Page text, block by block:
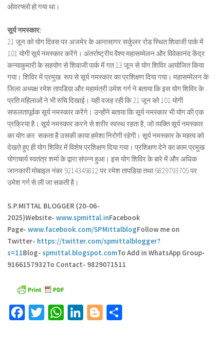
ओवरफ्लो हो गया था।
सूर्य नमस्कार:
21 जून को योग दिवस पर अजमेर के आनासागर सर्कुलर रोड स्थित शिवाजी पार्क में
101 योगी सूर्य नमस्कार करेंगे। अंतर्राष्ट्रीय वैश्य महासम्मेलन और विवेकानंद केंद्र
कन्याकुमारी के सहयोग से शिवाजी पार्क में गत 13 जून से योग शिविर आयोजित किया
गया। शिविर में प्रमुख रूप से सूर्य नमस्कार का प्रशिक्षण दिया गया। महासम्मेलन के
जिला अध्यक्ष रमेश तापडिय़ा और महामंत्री उमेश गर्ग ने बताया कि इस योग शिविर के
प्रति महिलाओं ने भी रुचि दिखाई। यही वजह रही कि 21 जून को 101 योगी
सफलतापूर्वक सूर्य नमस्कार करेंगे। उन्होंने बताया कि सूर्य नमस्कार भी योग की एक
प्रक्रिया है। सूर्य नमस्कार करने से शरीर स्वस्थ रहता है, जो व्यक्ति सूर्य नमस्कार
का योग कर सकता है उसकी काया हमेशा निरोगी रहेगी। सूर्य नमस्कार के महत्व को
देखते हुए ही योग शिविर में विशेष प्रशिक्षण दिया गया। प्रशिक्षण देने का काम प्रमुख
योगाचार्य स्वतंत्र शर्मा के द्वारा संपन्न हुआ। इस योग शिविर के बारे में और अधिक
जानकारी मोबाइल नंबर 9214349812 पर रमेश तापडिय़ा तथा 9829793705 पर
उमेश गर्ग से ली जा सकती है।
S.P.MITTAL BLOGGER (20-06-
2025)Website- www.spmittal.inFacebook
Page- www.facebook.com/SPMittalblogFollow me on
Twitter- https://twitter.com/spmittalblogger?
s=11Blog- spmittal.blogspot.comTo Add in WhatsApp Group-
9166157932To Contact- 9829071511
Facebook
TwitterWhatsApp
LinkedIn
Blogger